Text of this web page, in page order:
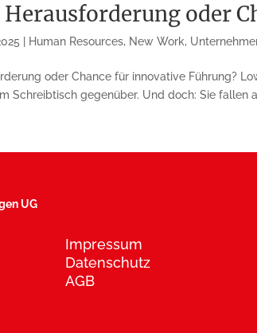
oder
Human Resources, New Work,
oder Chance für innovative Führung?
Schreibtisch gegenüber. Und doch: Sie fallen
UG
Impressum
Datenschutz
AGB